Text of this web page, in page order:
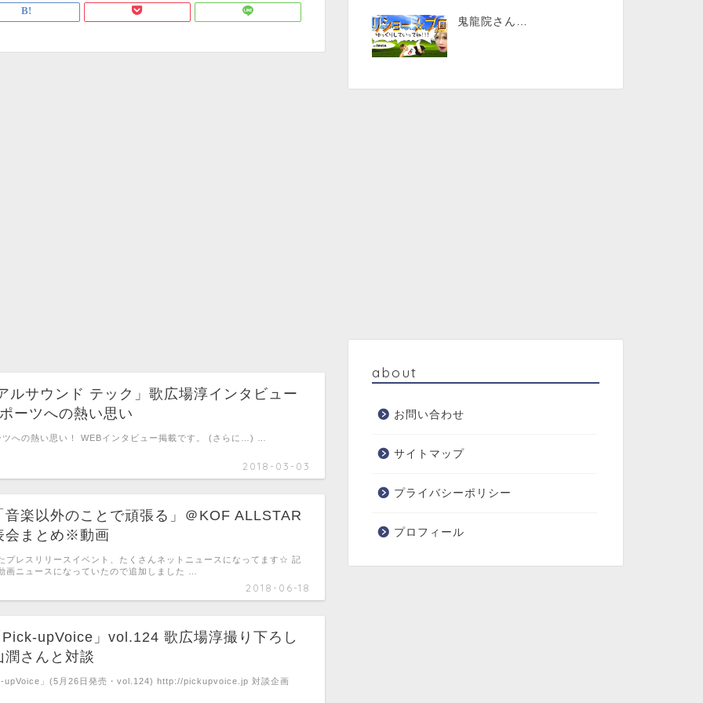
ルサウンド テック」歌広場淳インタビュー
ーツへの熱い思い
2018-03-03
ツへの熱い思い！ WEBインタビュー掲載です。 (さらに…) …
音楽以外のことで頑張る」＠KOF ALLSTAR
会まとめ※動画
2018-06-18
プレスリリースイベント、たくさんネットニュースになってます☆ 記
画ニュースになっていたので追加しました …
upVoice」vol.124 歌広場淳撮り下ろし
潤さんと対談
upVoice」(5月26日発売・vol.124) http://pickupvoice.jp 対談企画
鬼龍院さん…
about
お問い合わせ
サイトマップ
プライバシーポリシー
プロフィール